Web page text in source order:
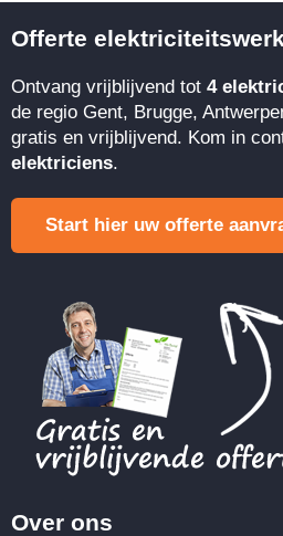
Offerte
Ontvang vrijblijvend tot 4
de regio Gent, Brugge,
gratis en vrijblijvend. Kom in
elektriciens.
Start hier uw offerte
Over ons